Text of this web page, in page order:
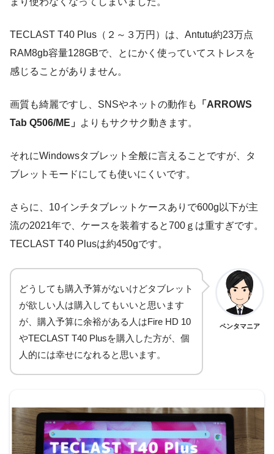
TECLAST T40 Plus（２～３万円）は、Antutu約23万点
RAM8gb容量128GBで、とにかく使っていてストレスを
感じることがありません。
画質も綺麗ですし、SNSやネットの動作も
「ARROWS
Tab Q506/ME」 よりもサクサク動きます。
それにWindowsタブレット全般に言えることですが、タ
ブレットモードにしても使いにくいです。
さらに、10インチタブレットケースありで600g以下が主
流の2021年で、ケースを装着すると700ｇは重すぎです。
TECLAST T40 Plusは約450gです。
どうしても購入予算がないけどタブレット
が欲しい人は購入してもいいと思います
が、購入予算に余裕がある人はFire HD 10
やTECLAST T40 Plusを購入した方が、個
人的には幸せになれると思います。
ペンタマニア